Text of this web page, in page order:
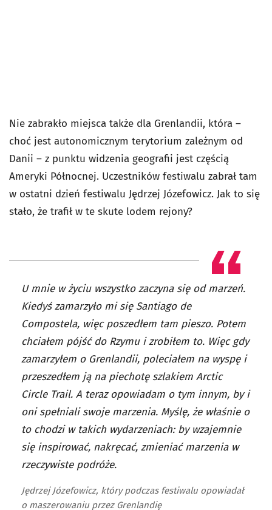
Nie zabrakło miejsca także dla Grenlandii, która –
choć jest autonomicznym terytorium zależnym od
Danii – z punktu widzenia geografii jest częścią
Ameryki Północnej. Uczestników festiwalu zabrał tam
w ostatni dzień festiwalu Jędrzej Józefowicz. Jak to się
stało, że trafił w te skute lodem rejony?
U mnie w życiu wszystko zaczyna się od marzeń.
Kiedyś zamarzyło mi się Santiago de
Compostela, więc poszedłem tam pieszo. Potem
chciałem pójść do Rzymu i zrobiłem to. Więc gdy
zamarzyłem o Grenlandii, poleciałem na wyspę i
przeszedłem ją na piechotę szlakiem Arctic
Circle Trail. A teraz opowiadam o tym innym, by i
oni spełniali swoje marzenia. Myślę, że właśnie o
to chodzi w takich wydarzeniach: by wzajemnie
się inspirować, nakręcać, zmieniać marzenia w
rzeczywiste podróże.
Jędrzej Józefowicz, który podczas festiwalu opowiadał
o maszerowaniu przez Grenlandię